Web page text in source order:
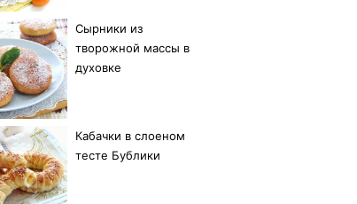
Сырники из
творожной массы в
духовке
Кабачки в слоеном
тесте Бублики